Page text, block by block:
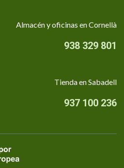
Almacén y oficinas en Cornellà
938 329 801
Tienda en Sabadell
937 100 236